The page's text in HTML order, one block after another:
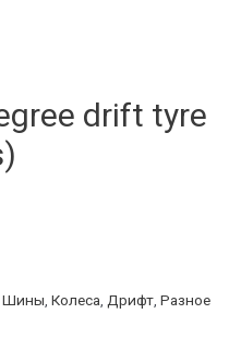
drift tyre
Шины, Колеса, Дрифт, Разное